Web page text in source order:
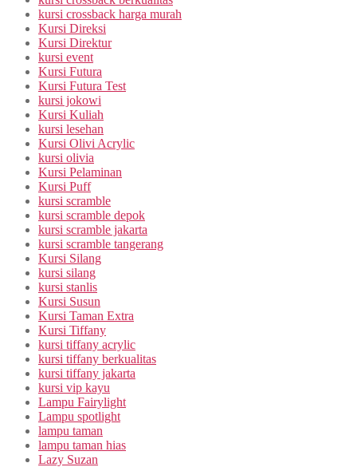
kursi crossback harga murah
Kursi Direksi
Kursi Direktur
kursi event
Kursi Futura
Kursi Futura Test
kursi jokowi
Kursi Kuliah
kursi lesehan
Kursi Olivi Acrylic
kursi olivia
Kursi Pelaminan
Kursi Puff
kursi scramble
kursi scramble depok
kursi scramble jakarta
kursi scramble tangerang
Kursi Silang
kursi silang
kursi stanlis
Kursi Susun
Kursi Taman Extra
Kursi Tiffany
kursi tiffany acrylic
kursi tiffany berkualitas
kursi tiffany jakarta
kursi vip kayu
Lampu Fairylight
Lampu spotlight
lampu taman
lampu taman hias
Lazy Suzan